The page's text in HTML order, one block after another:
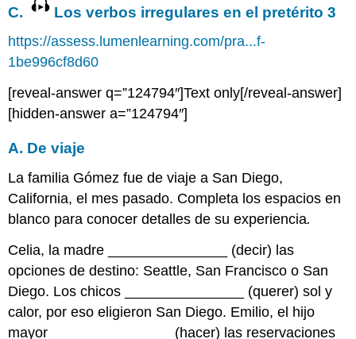
C. Los verbos irregulares en el pretérito 3
https://assess.lumenlearning.com/pra...f-
1be996cf8d60
[reveal-answer q=”124794″]Text only[/reveal-answer]
[hidden-answer a=”124794″]
A. De viaje
La familia Gómez fue de viaje a San Diego,
California, el mes pasado. Completa los espacios en
blanco para conocer detalles de su experiencia.
Celia, la madre _______________ (decir) las
opciones de destino: Seattle, San Francisco o San
Diego. Los chicos _______________ (querer) sol y
calor, por eso eligieron San Diego. Emilio, el hijo
mayor _______________ (hacer) las reservaciones